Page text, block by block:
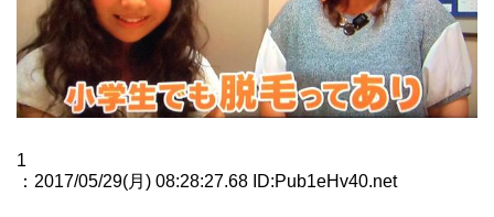
1
：2017/05/29(月) 08:28:27.68 ID:Pub1eHv40.net